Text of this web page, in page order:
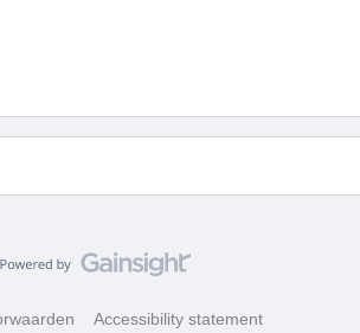
Accessibility statement